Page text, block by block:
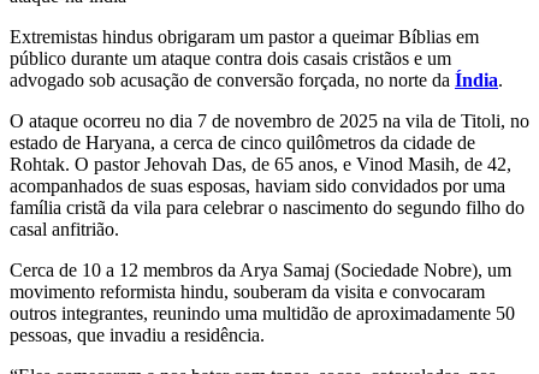
Extremistas hindus obrigaram um pastor a queimar Bíblias em
público durante um ataque contra dois casais cristãos e um
advogado sob acusação de conversão forçada, no norte da Índia.
O ataque ocorreu no dia 7 de novembro de 2025 na vila de Titoli, no
estado de Haryana, a cerca de cinco quilômetros da cidade de
Rohtak. O pastor Jehovah Das, de 65 anos, e Vinod Masih, de 42,
acompanhados de suas esposas, haviam sido convidados por uma
família cristã da vila para celebrar o nascimento do segundo filho do
casal anfitrião.
Cerca de 10 a 12 membros da Arya Samaj (Sociedade Nobre), um
movimento reformista hindu, souberam da visita e convocaram
outros integrantes, reunindo uma multidão de aproximadamente 50
pessoas, que invadiu a residência.